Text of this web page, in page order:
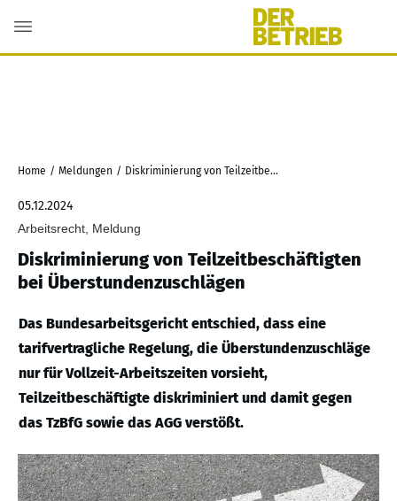
Home / Meldungen / Diskriminierung von Teilzeitbeschäftigten bei Überstundenzuschlägen
05.12.2024
Arbeitsrecht, Meldung
Diskriminierung von Teilzeitbeschäftigten
bei Überstundenzuschlägen
Das Bundesarbeitsgericht entschied, dass eine
tarifvertragliche Regelung, die Überstundenzuschläge
nur für Vollzeit-Arbeitszeiten vorsieht,
Teilzeitbeschäftigte diskriminiert und damit gegen
das TzBfG sowie das AGG verstößt.